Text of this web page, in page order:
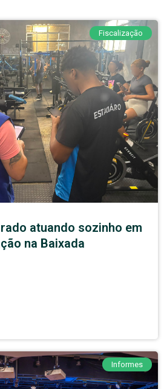
Fiscalização
atuando sozinho em
na Baixada
Informes